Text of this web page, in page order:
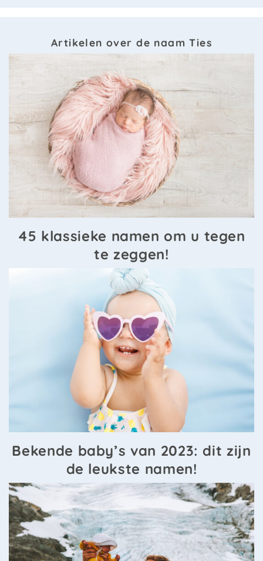
Artikelen over de naam Ties
45 klassieke namen om u tegen
te zeggen!
Bekende baby’s van 2023: dit zijn
de leukste namen!